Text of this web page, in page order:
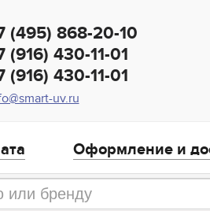
(495) 868-20-10
(916) 430-11-01
(916) 430-11-01
uv.ru
Оформление и